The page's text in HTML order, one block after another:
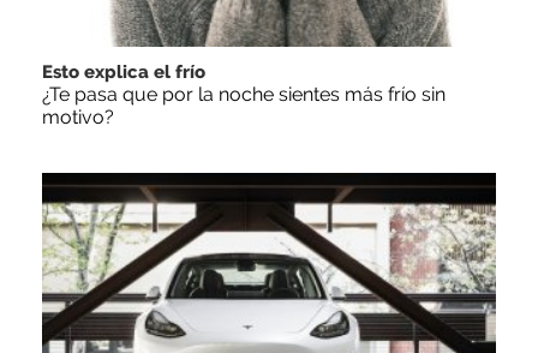
Esto explica el frío
¿Te pasa que por la noche sientes más frío sin
motivo?